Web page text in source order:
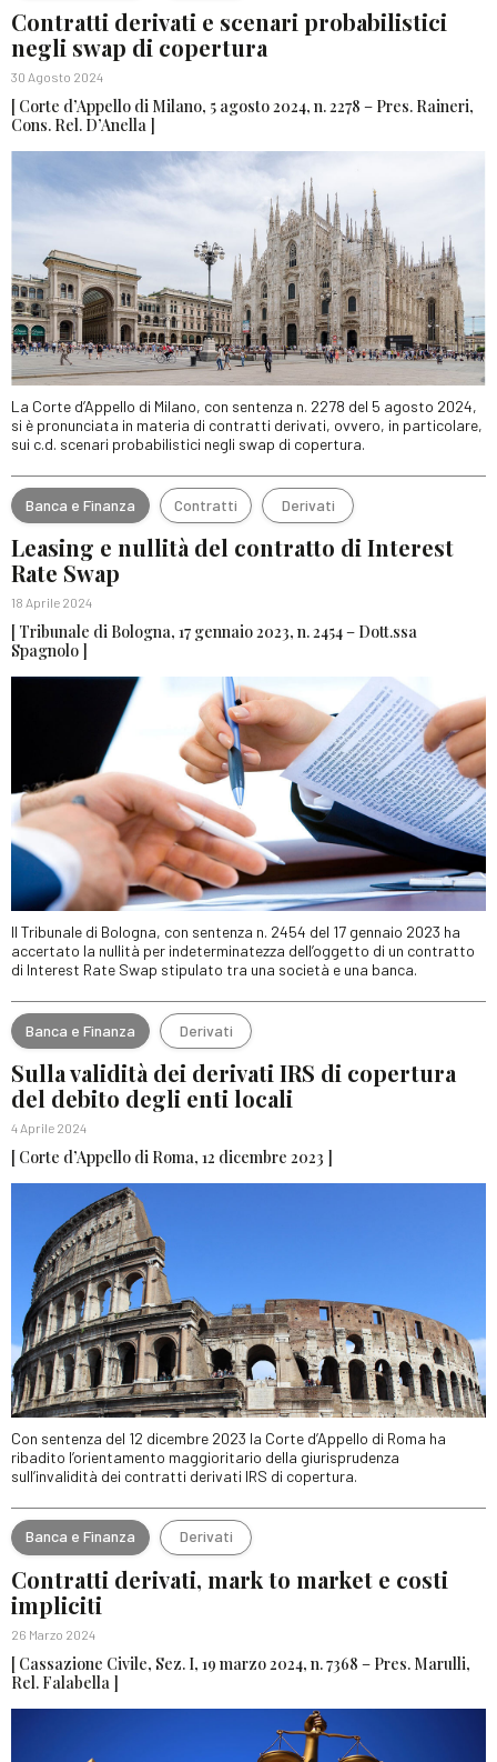
Contratti derivati e scenari probabilistici
negli swap di copertura
30 Agosto 2024
[ Corte d’Appello di Milano, 5 agosto 2024, n. 2278 – Pres. Raineri,
Cons. Rel. D’Anella ]
La Corte d’Appello di Milano, con sentenza n. 2278 del 5 agosto 2024,
si è pronunciata in materia di contratti derivati, ovvero, in particolare,
sui c.d. scenari probabilistici negli swap di copertura.
Banca e Finanza Contratti Derivati
Leasing e nullità del contratto di Interest
Rate Swap
18 Aprile 2024
[ Tribunale di Bologna, 17 gennaio 2023, n. 2454 – Dott.ssa
Spagnolo ]
Il Tribunale di Bologna, con sentenza n. 2454 del 17 gennaio 2023 ha
accertato la nullità per indeterminatezza dell’oggetto di un contratto
di Interest Rate Swap stipulato tra una società e una banca.
Banca e Finanza Derivati
Sulla validità dei derivati IRS di copertura
del debito degli enti locali
4 Aprile 2024
[ Corte d’Appello di Roma, 12 dicembre 2023 ]
Con sentenza del 12 dicembre 2023 la Corte d’Appello di Roma ha
ribadito l’orientamento maggioritario della giurisprudenza
sull’invalidità dei contratti derivati IRS di copertura.
Banca e Finanza Derivati
Contratti derivati, mark to market e costi
impliciti
26 Marzo 2024
[ Cassazione Civile, Sez. I, 19 marzo 2024, n. 7368 – Pres. Marulli,
Rel. Falabella ]